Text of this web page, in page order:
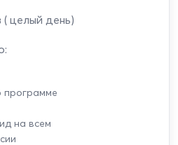
целый день)
программе
на всем